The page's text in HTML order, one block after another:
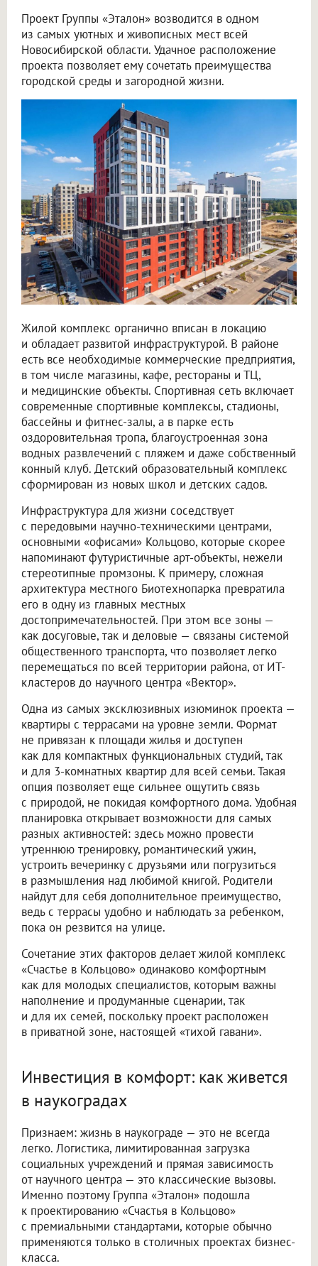
Проект Группы «Эталон» возводится в одном
из самых уютных и живописных мест всей
Новосибирской области. Удачное расположение
проекта позволяет ему сочетать преимущества
городской среды и загородной жизни.
Жилой комплекс органично вписан в локацию
и обладает развитой инфраструктурой. В районе
есть все необходимые коммерческие предприятия,
в том числе магазины, кафе, рестораны и ТЦ,
и медицинские объекты. Спортивная сеть включает
современные спортивные комплексы, стадионы,
бассейны и фитнес-залы, а в парке есть
оздоровительная тропа, благоустроенная зона
водных развлечений с пляжем и даже собственный
конный клуб. Детский образовательный комплекс
сформирован из новых школ и детских садов.
Инфраструктура для жизни соседствует
с передовыми научно-техническими центрами,
основными «офисами» Кольцово, которые скорее
напоминают футуристичные арт-объекты, нежели
стереотипные промзоны. К примеру, сложная
архитектура местного Биотехнопарка превратила
его в одну из главных местных
достопримечательностей. При этом все зоны —
как досуговые, так и деловые — связаны системой
общественного транспорта, что позволяет легко
перемещаться по всей территории района, от ИТ-
кластеров до научного центра «Вектор».
Одна из самых эксклюзивных изюминок проекта —
квартиры с террасами на уровне земли. Формат
не привязан к площади жилья и доступен
как для компактных функциональных студий, так
и для 3-комнатных квартир для всей семьи. Такая
опция позволяет еще сильнее ощутить связь
с природой, не покидая комфортного дома. Удобная
планировка открывает возможности для самых
разных активностей: здесь можно провести
утреннюю тренировку, романтический ужин,
устроить вечеринку с друзьями или погрузиться
в размышления над любимой книгой. Родители
найдут для себя дополнительное преимущество,
ведь с террасы удобно и наблюдать за ребенком,
пока он резвится на улице.
Сочетание этих факторов делает жилой комплекс
«Счастье в Кольцово» одинаково комфортным
как для молодых специалистов, которым важны
наполнение и продуманные сценарии, так
и для их семей, поскольку проект расположен
в приватной зоне, настоящей «тихой гавани».
Инвестиция в комфорт: как живется
в наукоградах
Признаем: жизнь в наукограде — это не всегда
легко. Логистика, лимитированная загрузка
социальных учреждений и прямая зависимость
от научного центра — это классические вызовы.
Именно поэтому Группа «Эталон» подошла
к проектированию «Счастья в Кольцово»
с премиальными стандартами, которые обычно
применяются только в столичных проектах бизнес-
класса.